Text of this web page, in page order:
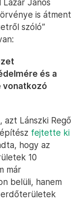
Lázár János
is átment
szóló”
és a
vonatkozó
Lánszki Regő
fejtette ki
hogy az
10
már
belüli, hanem
erdőterületek